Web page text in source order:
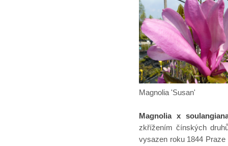
Magnolia 'Susan'
Magnolia x
zkřížením čínských
vysazen roku 1844